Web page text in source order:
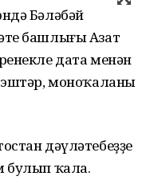
Бәләбәй
башлығы Азат
дата менән
моноҡаланың
дәүләтебеҙҙең
булып ҡала.